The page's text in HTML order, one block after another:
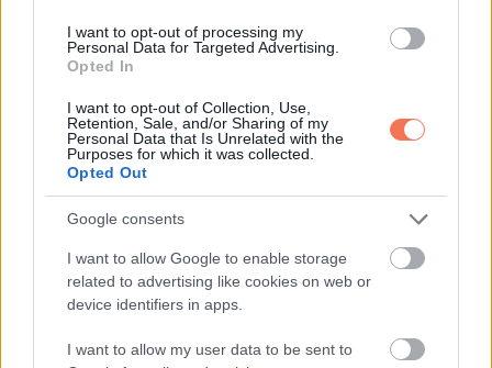
I want to opt-out of processing my
Personal Data for Targeted Advertising.
Opted In
I want to opt-out of Collection, Use,
Retention, Sale, and/or Sharing of my
Personal Data that Is Unrelated with the
Purposes for which it was collected.
Opted Out
Google consents
I want to allow Google to enable storage
related to advertising like cookies on web or
device identifiers in apps.
I want to allow my user data to be sent to
További bejegyzések